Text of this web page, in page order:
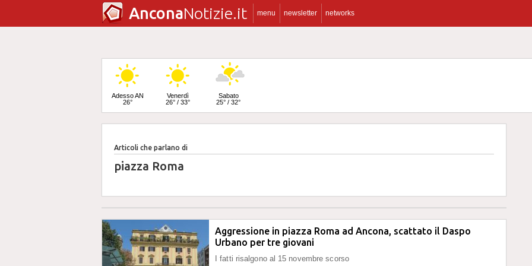
AnconaNotizie.it menu newsletter networks
Adesso AN
26°
Venerdì
26° / 33°
Sabato
25° / 32°
Domenica
24° / 32°
Articoli che parlano di
piazza Roma
Aggressione in piazza Roma ad Ancona, scattato il Daspo
Urbano per tre giovani
I fatti risalgono al 15 novembre scorso